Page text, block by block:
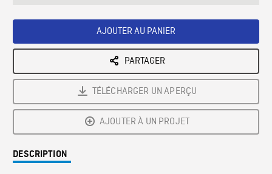
AJOUTER AU PANIER
PARTAGER
TÉLÉCHARGER UN APERÇU
AJOUTER À UN PROJET
DESCRIPTION